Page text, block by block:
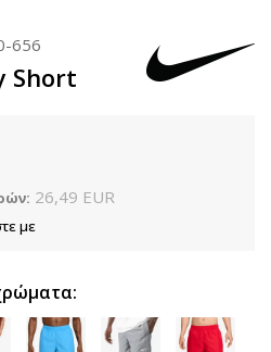
656
Short
26,49 EUR
με